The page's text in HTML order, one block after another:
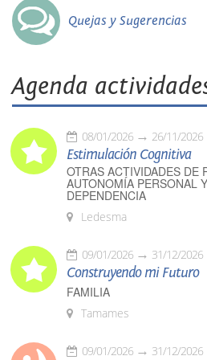
Quejas y Sugerencias
Agenda
08/01/2026 26/11/2026
Estimulación Cognitiva
OTRAS ACTIVIDADES DE
AUTONOMÍA PERSONAL
DEPENDENCIA
Ledesma
09/01/2026 31/12/2026
Construyendo mi Futuro
FAMILIA
Tamames
09/01/2026 31/12/2026